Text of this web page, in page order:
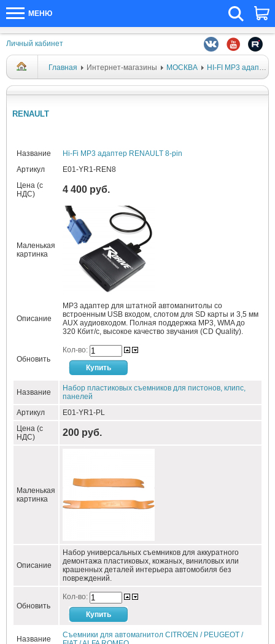
МЕНЮ
Личный кабинет
Главная Интернет-магазины МОСКВА HI-FI MP3 адаптеры
RENAULT
Название
Hi-Fi MP3 адаптер RENAULT 8-pin
Артикул
E01-YR1-REN8
Цена (с
НДС)
4 400 руб.
Маленькая
картинка
Описание
MP3 адаптер для штатной автомагнитолы со
встроенным USB входом, слотом для SD карты и 3,5 мм
AUX аудиовходом. Полная поддержка MP3, WMA до
320 Кбит/c, высокое качество звучания (CD Quality).
Обновить
Кол-во:
Название
Набор пластиковых съемников для пистонов, клипс,
панелей
Артикул
E01-YR1-PL
Цена (с
НДС)
200 руб.
Маленькая
картинка
Описание
Набор универсальных съемников для аккуратного
демонтажа пластиковых, кожаных, виниловых или
крашенных деталей интерьера автомобиля без
повреждений.
Обновить
Кол-во:
Название
Съемники для автомагнитол CITROEN / PEUGEOT /